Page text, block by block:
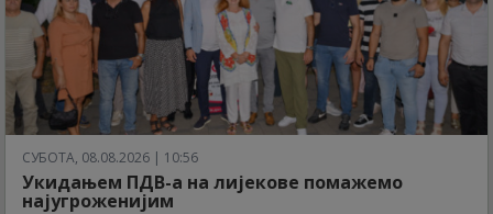
СУБОТА, 08.08.2026 | 10:56
Укидањем ПДВ-а на лијекове помажемо
најугроженијим